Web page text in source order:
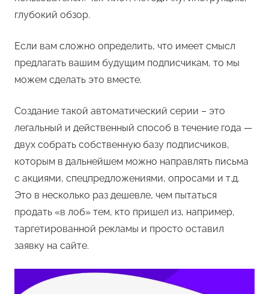
глубокий обзор.
Если вам сложно определить, что имеет смысл
предлагать вашим будущим подписчикам, то мы
можем сделать это вместе.
Создание такой автоматический серии – это
легальный и действенный способ в течение года —
двух собрать собственную базу подписчиков,
которым в дальнейшем можно направлять письма
с акциями, спецпредложениями, опросами и т.д.
Это в несколько раз дешевле, чем пытаться
продать «в лоб» тем, кто пришел из, например,
таргетированной рекламы и просто оставил
заявку на сайте.